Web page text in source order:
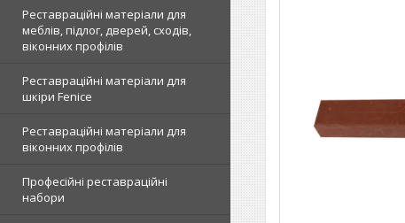
Реставраційні матеріали для
меблів, підлог, дверей, сходів,
віконних профілів
Реставраційні матеріали для
шкіри Fenice
Реставраційні матеріали для
віконних профілів
Професійні реставраційні
набори